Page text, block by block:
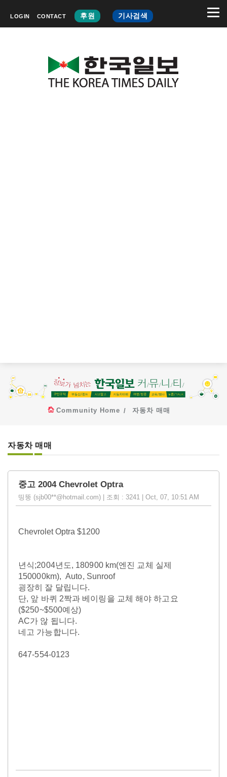
LOGIN CONTACT 후원 기사검색
Community Home 자동차 매매
자동차 매매
중고 2004 Chevrolet Optra
띵뚱 (sjb00**@hotmail.com) | 조회 : 3241 | Oct, 07, 10:51 AM
Chevrolet Optra $1200
년식;2004년도, 180900 km(엔진 교체 실제
150000km), Auto, Sunroof
굉장히 잘 달립니다.
단, 앞 바퀴 2짝과 베이링을 교체 해야 하고요
($250~$500예상)
AC가 않 됩니다.
네고 가능합니다.
647-554-0123